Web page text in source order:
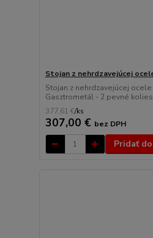
Stojan z nehrdzavejúcej
Stojan z nehrdzavejúcej
Gasztrometál - 2 pevné
377,61 €/ks
307,00 € bez DPH
Pridať